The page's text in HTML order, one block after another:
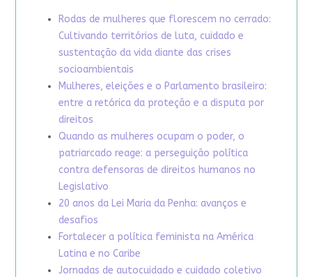
Rodas de mulheres que florescem no cerrado:
Cultivando territórios de luta, cuidado e
sustentação da vida diante das crises
socioambientais
Mulheres, eleições e o Parlamento brasileiro:
entre a retórica da proteção e a disputa por
direitos
Quando as mulheres ocupam o poder, o
patriarcado reage: a perseguição política
contra defensoras de direitos humanos no
Legislativo
20 anos da Lei Maria da Penha: avanços e
desafios
Fortalecer a política feminista na América
Latina e no Caribe
Jornadas de autocuidado e cuidado coletivo